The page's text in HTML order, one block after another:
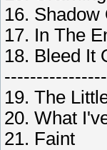
16. Shadow
17. In The
18. Bleed It
19. The
20. What
21. Faint